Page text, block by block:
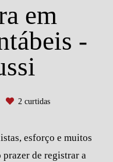
em
-
2curtidas
esforço e muitos
de registrar a